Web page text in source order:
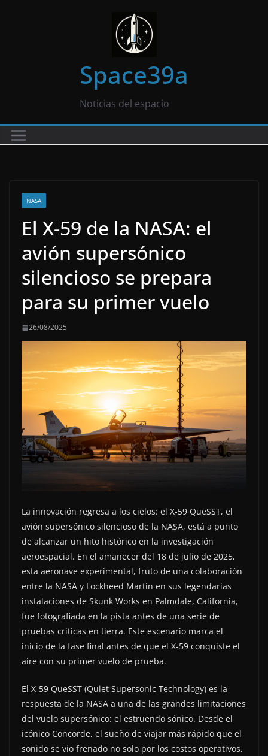
Space39a
Noticias del espacio
NASA
El X-59 de la NASA: el
avión supersónico
silencioso se prepara
para su primer vuelo
26/08/2025
La innovación regresa a los cielos: el X-59 QueSST, el
avión supersónico silencioso de la NASA, está a punto
de alcanzar un hito histórico en la investigación
aeroespacial. En el amanecer del 18 de julio de 2025,
esta aeronave experimental, fruto de una colaboración
entre la NASA y Lockheed Martin en sus legendarias
instalaciones de Skunk Works en Palmdale, California,
fue fotografiada en la pista antes de una serie de
pruebas críticas en tierra. Este escenario marca el
inicio de la fase final antes de que el X-59 conquiste el
aire con su primer vuelo de prueba.
El X-59 QueSST (Quiet Supersonic Technology) es la
respuesta de la NASA a una de las grandes limitaciones
del vuelo supersónico: el estruendo sónico. Desde el
icónico Concorde, el sueño de viajar más rápido que el
sonido se vio frenado no solo por los costos operativos,